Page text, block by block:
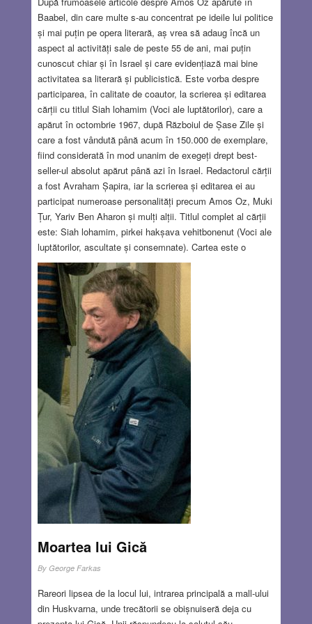
Baabel, din care multe s-au concentrat pe ideile lui politice
și mai puțin pe opera literară, aș vrea să adaug încă un
aspect al activități sale de peste 55 de ani, mai puțin
cunoscut chiar și în Israel și care evidențiază mai bine
activitatea sa literară și publicistică. Este vorba despre
participarea, în calitate de coautor, la scrierea și editarea
cărții cu titlul Siah lohamim (Voci ale luptătorilor), care a
apărut în octombrie 1967, după Războiul de Șase Zile și
care a fost vândută până acum în 150.000 de exemplare,
fiind considerată în mod unanim de exegeți drept best-
seller-ul absolut apărut până azi în Israel. Redactorul cărții
a fost Avraham Șapira, iar la scrierea și editarea ei au
participat numeroase personalități precum Amos Oz, Muki
Țur, Yariv Ben Aharon și mulți alții. Titlul complet al cărții
este: Siah lohamim, pirkei hakșava vehitbonenut (Voci ale
luptătorilor, ascultate și consemnate). Cartea este o
culegere de consemnări ale evenimentelor trăite de tinerii
luptători în timpul Războiului de Șase Zile, declanșat la 6
iunie 1967. Acești tineri erau cu toții locuitori din kibutz,
acesta fiind primul război din viața lor; ei au povestit cum
au trecut prin ororile războiului, având prima lor întâlnire cu
moartea pe câmpul de luptă.
Read more…
JAN 17, 2019
Moartea lui Gică
By George Farkas
Rareori lipsea de la locul lui, intrarea principală a mall-ului
din Huskvarna, unde trecătorii se obișnuiseră deja cu